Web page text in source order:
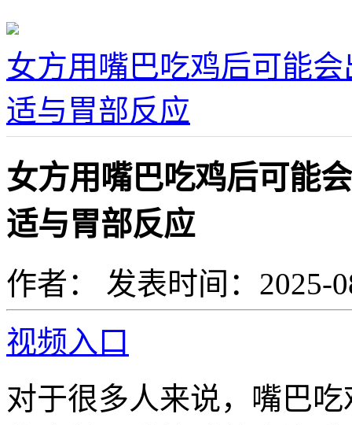
女方用嘴巴吃鸡后可能
适与胃部反应
女方用嘴巴吃鸡后可能
适与胃部反应
作者：
发表时间：2025-
视频入口
对于很多人来说，嘴巴